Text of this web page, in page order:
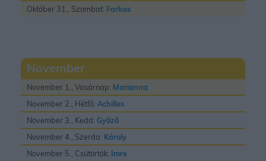
Október 31., Szombat: Farkas
November
November 1., Vasárnap: Marianna
November 2., Hétfő: Achilles
November 3., Kedd: Gyõzõ
November 4., Szerda: Károly
November 5., Csütörtök: Imre